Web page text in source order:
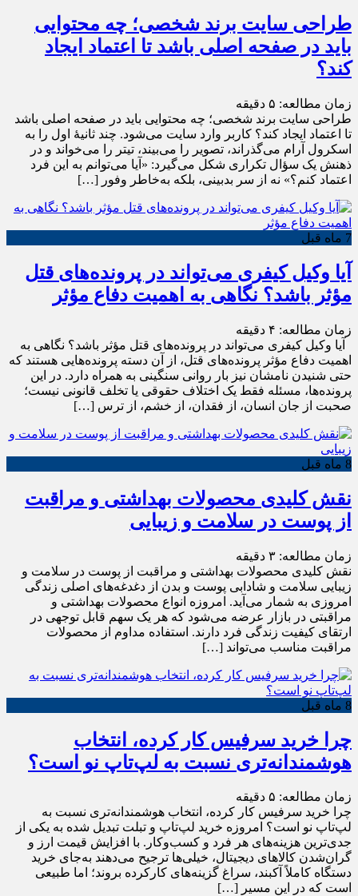
طراحی سایت برند شخصی؛ چه محتوایی
باید در صفحه اصلی باشد تا اعتماد ایجاد
کند؟
زمان مطالعه: ۵ دقیقه
طراحی سایت برند شخصی؛ چه محتوایی باید در صفحه اصلی باشد
تا اعتماد ایجاد کند؟ کاربر وارد سایت می‌شود. چند ثانیهٔ اول را به
اسکرول آرام می‌گذراند، تصویر را می‌بیند، تیتر را می‌خواند و در
ذهنش یک سؤال تکراری شکل می‌گیرد: «آیا می‌توانم به این فرد
اعتماد کنم؟» نه از سر بدبینی، بلکه به‌خاطر وفور […]
7 ماه قبل
آیا وکیل کیفری می‌تواند در پرونده‌های قتل
مؤثر باشد؟ نگاهی به اهمیت دفاع مؤثر
زمان مطالعه: ۴ دقیقه
آیا وکیل کیفری می‌تواند در پرونده‌های قتل مؤثر باشد؟ نگاهی به
اهمیت دفاع مؤثر پرونده‌های قتل، از آن دسته پرونده‌هایی هستند که
حتی شنیدن نامشان نیز بار روانی سنگینی به همراه دارد. در این
پرونده‌ها، مسئله فقط یک اختلاف حقوقی یا تخلف قانونی نیست؛
صحبت از جان انسان، از فقدان، از خشم، از ترس […]
8 ماه قبل
نقش کلیدی محصولات بهداشتی و مراقبت
از پوست در سلامت و زیبایی
زمان مطالعه: ۳ دقیقه
نقش کلیدی محصولات بهداشتی و مراقبت از پوست در سلامت و
زیبایی سلامت و شادابی پوست و بدن از دغدغه‌های اصلی زندگی
امروزی به شمار می‌آید. امروزه انواع محصولات بهداشتی و
مراقبتی در بازار عرضه می‌شود که هر یک سهم قابل توجهی در
ارتقای کیفیت زندگی فرد دارند. استفاده مداوم از محصولات
مراقبت مناسب می‌تواند […]
8 ماه قبل
چرا خرید سرفیس کار کرده، انتخاب
هوشمندانه‌تری نسبت به لپ‌تاپ نو است؟
زمان مطالعه: ۵ دقیقه
چرا خرید سرفیس کار کرده، انتخاب هوشمندانه‌تری نسبت به
لپ‌تاپ نو است؟ امروزه خرید لپ‌تاپ و تبلت تبدیل شده به یکی از
جدی‌ترین هزینه‌های هر فرد و کسب‌وکار. با افزایش قیمت ارز و
گران‌شدن کالاهای دیجیتال، خیلی‌ها ترجیح می‌دهند به‌جای خرید
دستگاه کاملاً آکبند، سراغ گزینه‌های کارکرده بروند؛ اما طبیعی
است که در این مسیر […]